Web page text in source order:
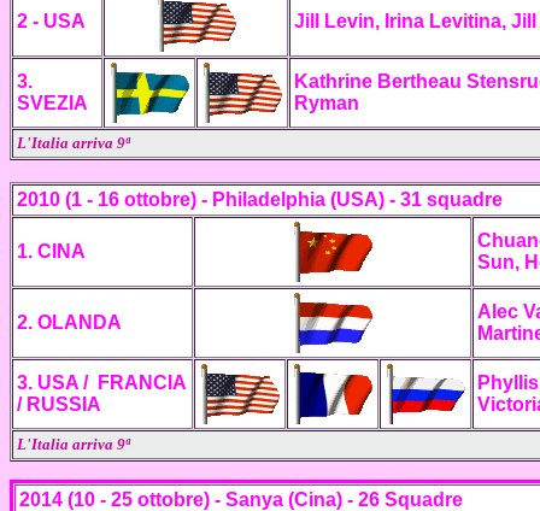
2 - USA Jill Levin, Irina Levitina,
3.
SVEZIA
Kathrine Bertheau
Ryman
L'Italia arriva 9ª
2010 (1 - 16 ottobre) - Philadelphia (USA) - 31 squadre
1. CINA
Sun,
2. OLANDA
Alec
3. USA / FRANCIA
/ RUSSIA
L'Italia arriva 9ª
2014 (10 - 25 ottobre) - Sanya (Cina) - 26 Squadre